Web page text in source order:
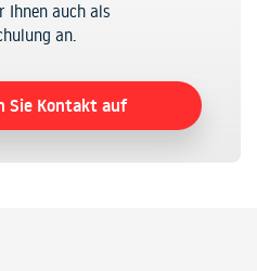
Ihnen auch als
an.
Sie Kontakt auf